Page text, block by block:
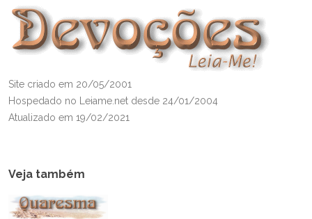
Site criado em 20/05/2001
Hospedado no Leiame.net desde 24/01/2004
Atualizado em 19/02/2021
Veja também